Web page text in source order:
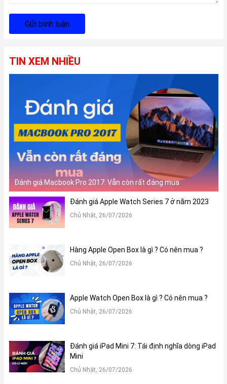
Gửi bình luận
TIN XEM NHIỀU
Đánh giá Macbook Pro 2017: Vẫn còn rất đáng mua
Đánh giá Apple Watch Series 7 ở năm 2023
Chủ Nhật, 26/07/2026
Hàng Apple Open Box là gì ? Có nên mua ?
Chủ Nhật, 26/07/2026
Apple Watch Open Box là gì ? Có nên mua ?
Chủ Nhật, 26/07/2026
Đánh giá iPad Mini 7: Tái định nghĩa dòng iPad
Mini
Chủ Nhật, 26/07/2026